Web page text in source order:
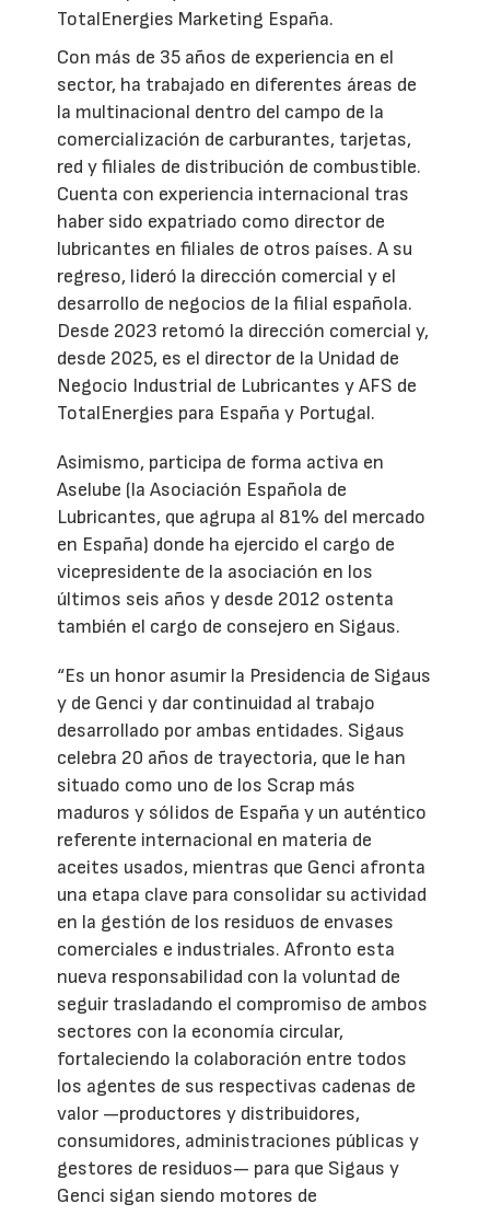
TotalEnergies Marketing España.
Con más de 35 años de experiencia en el
sector, ha trabajado en diferentes áreas de
la multinacional dentro del campo de la
comercialización de carburantes, tarjetas,
red y filiales de distribución de combustible.
Cuenta con experiencia internacional tras
haber sido expatriado como director de
lubricantes en filiales de otros países. A su
regreso, lideró la dirección comercial y el
desarrollo de negocios de la filial española.
Desde 2023 retomó la dirección comercial y,
desde 2025, es el director de la Unidad de
Negocio Industrial de Lubricantes y AFS de
TotalEnergies para España y Portugal.
Asimismo, participa de forma activa en
Aselube (la Asociación Española de
Lubricantes, que agrupa al 81% del mercado
en España) donde ha ejercido el cargo de
vicepresidente de la asociación en los
últimos seis años y desde 2012 ostenta
también el cargo de consejero en Sigaus.
“Es un honor asumir la Presidencia de Sigaus
y de Genci y dar continuidad al trabajo
desarrollado por ambas entidades. Sigaus
celebra 20 años de trayectoria, que le han
situado como uno de los Scrap más
maduros y sólidos de España y un auténtico
referente internacional en materia de
aceites usados, mientras que Genci afronta
una etapa clave para consolidar su actividad
en la gestión de los residuos de envases
comerciales e industriales. Afronto esta
nueva responsabilidad con la voluntad de
seguir trasladando el compromiso de ambos
sectores con la economía circular,
fortaleciendo la colaboración entre todos
los agentes de sus respectivas cadenas de
valor —productores y distribuidores,
consumidores, administraciones públicas y
gestores de residuos— para que Sigaus y
Genci sigan siendo motores de